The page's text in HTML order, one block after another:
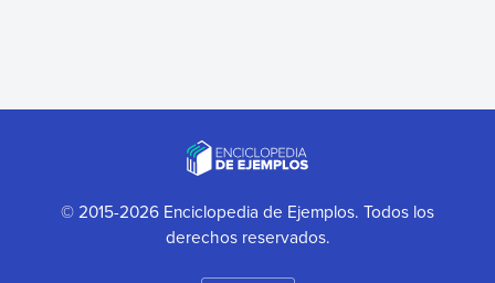
© 2015-2026 Enciclopedia de Ejemplos. Todos los
derechos reservados.